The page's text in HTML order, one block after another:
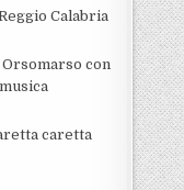
Calabria
con
caretta